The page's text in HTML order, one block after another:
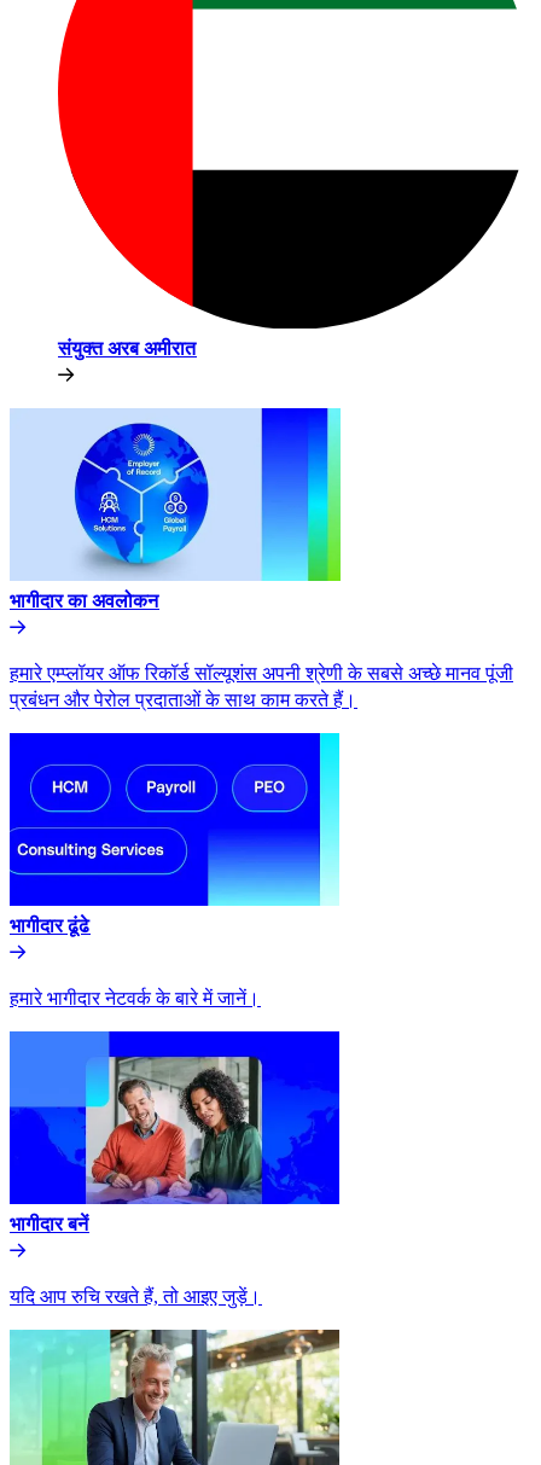
संयुक्त अरब अमीरात​​
भागीदार का अवलोकन​​
हमारे एम्प्लॉयर ऑफ रिकॉर्ड सॉल्यूशंस अपनी श्रेणी के सबसे अच्छे मानव पूंजी
प्रबंधन और पेरोल प्रदाताओं के साथ काम करते हैं।​​
भागीदार ढूंढे​​
हमारे भागीदार नेटवर्क के बारे में जानें।​​
भागीदार बनें​​
यदि आप रुचि रखते हैं, तो आइए जुड़ें।​​